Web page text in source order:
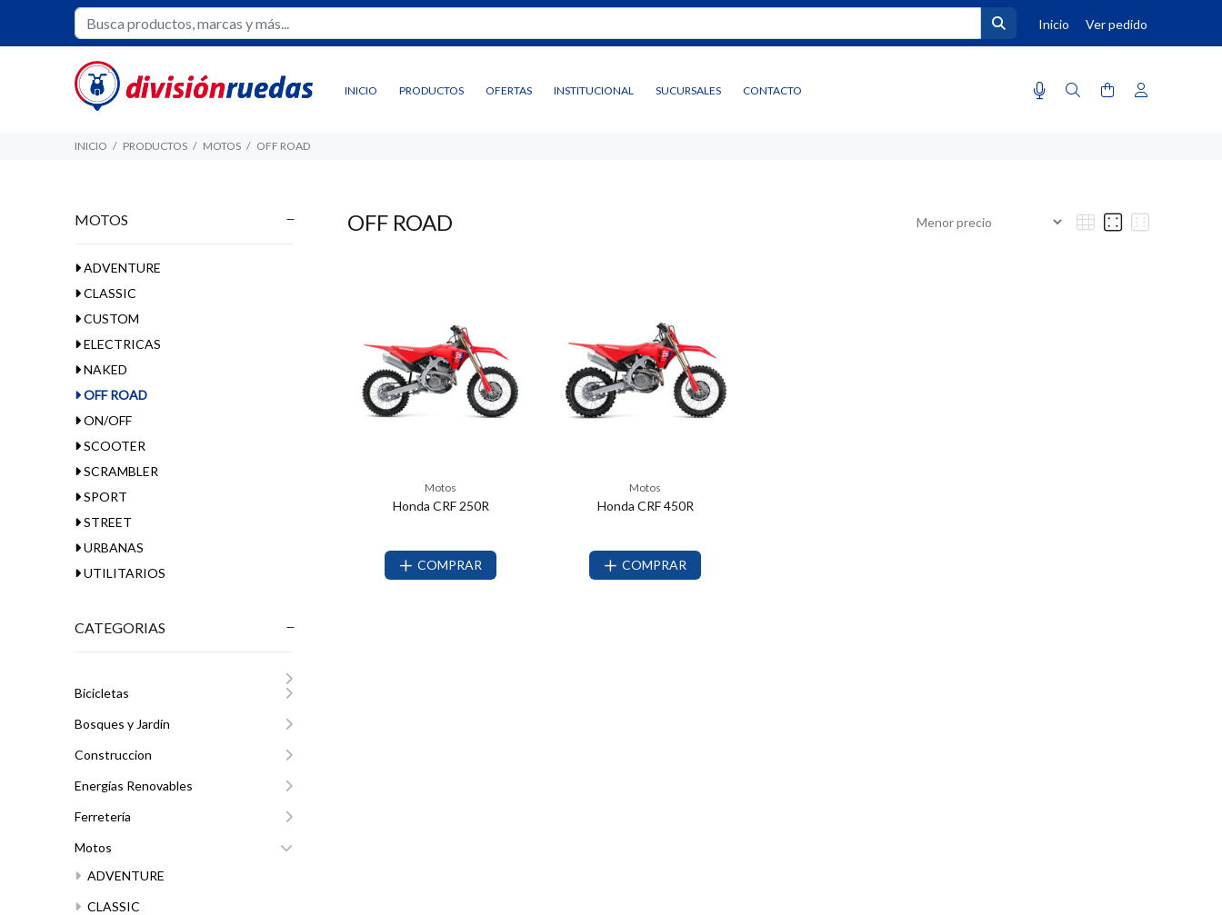
Inicio Ver pedido
INICIO PRODUCTOS OFERTAS INSTITUCIONAL SUCURSALES CONTACTO
INICIO PRODUCTOS MOTOS OFF ROAD
MOTOS
ADVENTURE
CLASSIC
CUSTOM
ELECTRICAS
NAKED
OFF ROAD
ON/OFF
SCOOTER
SCRAMBLER
SPORT
STREET
URBANAS
UTILITARIOS
CATEGORIAS
Bicicletas
Bosques y Jardín
Construccion
Energías Renovables
Ferretería
Motos
ADVENTURE
CLASSIC
OFF ROAD
Motos
Honda CRF 250R
COMPRAR
Motos
Honda CRF 450R
COMPRAR